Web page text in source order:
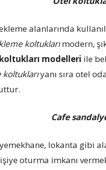
alanlarında
koltuklarımodern,
modelleri ile
koltuklarıyanı sıra otel
Cafe
lokanta gibi
oturma imkanı